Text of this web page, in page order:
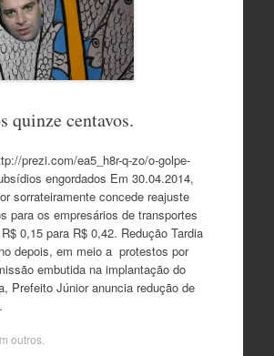
quinze centavos.
prezi.com/ea5_h8r-q-zo/o-golpe-
engordados Em 30.04.2014,
sorrateiramente concede reajuste
para os empresários de transportes
0,15 para R$ 0,42. Redução Tardia
depois, em meio a protestos por
embutida na implantação do
Prefeito Júnior anuncia redução de
outros.